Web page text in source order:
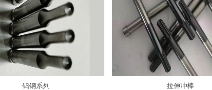
钨钢系列 拉伸冲棒